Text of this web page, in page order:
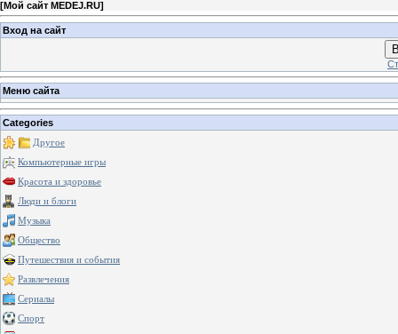
[Мой сайт MEDEJ.RU]
Вход на сайт
Меню сайта
Categories
Другое
Компьютерные игры
Красота и здоровье
Люди и блоги
Музыка
Общество
Путешествия и события
Развлечения
Сериалы
Спорт